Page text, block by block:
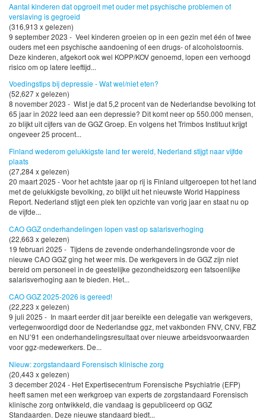
Aantal kinderen dat opgroeit met ouder met psychische problemen of
verslaving is gegroeid
(316,913 x gelezen)
9 september 2023 - Veel kinderen groeien op in een gezin met één of twee
ouders met een psychische aandoening of een drugs- of alcoholstoornis.
Deze kinderen, afgekort ook wel KOPP/KOV genoemd, lopen een verhoogd
risico om op latere leeftijd...
Voedingstips bij depressie - Wat wel/niet eten?
(52,627 x gelezen)
8 november 2023 - Wist je dat 5,2 procent van de Nederlandse bevolking tot
65 jaar in 2022 leed aan een depressie? Dit komt neer op 550.000 mensen,
zo blijkt uit cijfers van de GGZ Groep. En volgens het Trimbos Instituut krijgt
ongeveer 25 procent...
Finland wederom gelukkigste land ter wereld, Nederland stijgt naar vijfde
plaats
(27,284 x gelezen)
20 maart 2025 - Voor het achtste jaar op rij is Finland uitgeroepen tot het land
met de gelukkigste bevolking, zo blijkt uit het nieuwste World Happiness
Report. Nederland stijgt een plek ten opzichte van vorig jaar en staat nu op
de vijfde...
CAO GGZ onderhandelingen lopen vast op salarisverhoging
(22,663 x gelezen)
19 februari 2025 - Tijdens de zevende onderhandelingsronde voor de
nieuwe CAO GGZ ging het weer mis. De werkgevers in de GGZ zijn niet
bereid om personeel in de geestelijke gezondheidszorg een fatsoenlijke
salarisverhoging aan te bieden. Het...
CAO GGZ 2025-2026 is gereed!
(22,223 x gelezen)
9 juli 2025 - In maart eerder dit jaar bereikte een delegatie van werkgevers,
vertegenwoordigd door de Nederlandse ggz, met vakbonden FNV, CNV, FBZ
en NU’91 een onderhandelingsresultaat over nieuwe arbeidsvoorwaarden
voor ggz-medewerkers. De...
Nieuw: zorgstandaard Forensisch klinische zorg
(20,443 x gelezen)
3 december 2024 - Het Expertisecentrum Forensische Psychiatrie (EFP)
heeft samen met een werkgroep van experts de zorgstandaard Forensisch
klinische zorg ontwikkeld, die vandaag is gepubliceerd op GGZ
Standaarden. Deze nieuwe standaard biedt...